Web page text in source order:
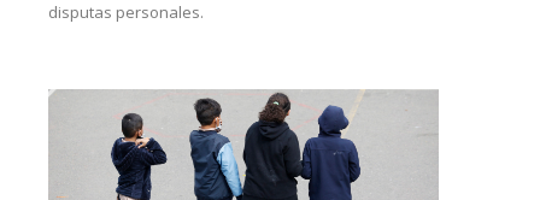
disputas personales.